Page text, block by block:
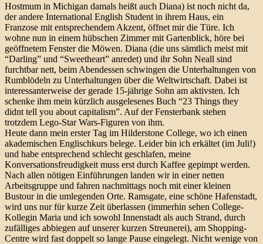
Hostmum in Michigan damals heißt auch Diana) ist noch nicht da,
der andere International English Student in ihrem Haus, ein
Franzose mit entsprechendem Akzent, öffnet mir die Türe. Ich
wohne nun in einem hübschen Zimmer mit Gartenblick, höre bei
geöffnetem Fenster die Möwen. Diana (die uns sämtlich meist mit
“Darling” und “Sweetheart” anredet) und ihr Sohn Neall sind
furchtbar nett, beim Abendessen schwingen die Unterhaltungen von
Rumblödeln zu Unterhaltungen über die Weltwirtschaft. Dabei ist
interessanterweise der gerade 15-jährige Sohn am aktivsten. Ich
schenke ihm mein kürzlich ausgelesenes Buch “23 Things they
didnt tell you about capitalism”. Auf der Fensterbank stehen
trotzdem Lego-Star Wars-Figuren von ihm.
Heute dann mein erster Tag im Hilderstone College, wo ich einen
akademischen Englischkurs belege. Leider bin ich erkältet (im Juli!)
und habe entsprechend schlecht geschlafen, meine
Konversationsfreudigkeit muss erst durch Kaffee gepimpt werden.
Nach allen nötigen Einführungen landen wir in einer netten
Arbeitsgruppe und fahren nachmittags noch mit einer kleinen
Bustour in die umlegenden Orte. Ramsgate, eine schöne Hafenstadt,
wird uns nur für kurze Zeit überlassen (immerhin sehen College-
Kollegin Maria und ich sowohl Innenstadt als auch Strand, durch
zufälliges abbiegen auf unserer kurzen Streunerei), am Shopping-
Centre wird fast doppelt so lange Pause eingelegt. Nicht wenige von